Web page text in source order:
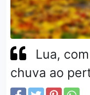
Lua,
chuva ao